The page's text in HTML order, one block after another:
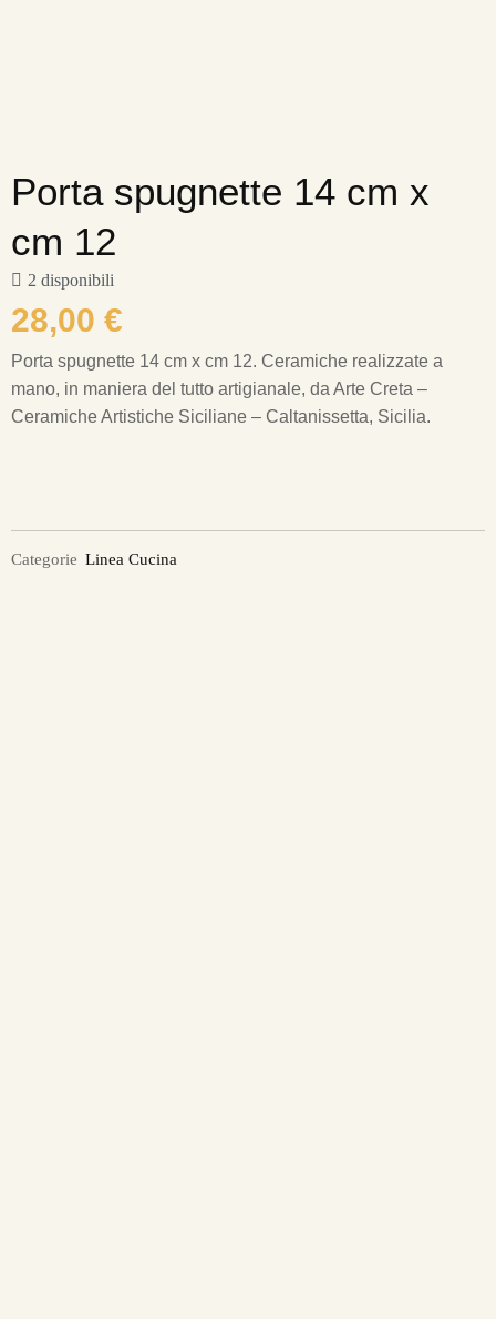
Porta spugnette 14 cm x
cm 12
2 disponibili
28,00 €
Porta spugnette 14 cm x cm 12. Ceramiche realizzate a
mano, in maniera del tutto artigianale, da Arte Creta –
Ceramiche Artistiche Siciliane – Caltanissetta, Sicilia.
Categorie Linea Cucina